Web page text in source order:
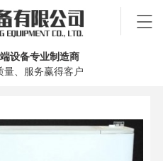
设备专业制造商
量、服务赢得客户